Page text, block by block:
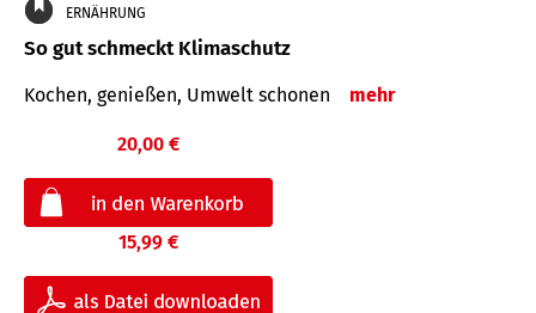
ERNÄHRUNG
So gut schmeckt Klimaschutz
Kochen, genießen, Umwelt schonen mehr
20,00 €
15,99 €